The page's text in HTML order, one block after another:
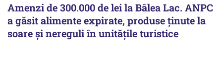
Amenzi de 300.000 de lei la Bâlea Lac. ANPC
a găsit alimente expirate, produse ținute la
soare și nereguli în unitățile turistice